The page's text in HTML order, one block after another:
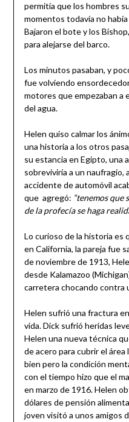
permitía que los hombres
momentos todavía no
Bajaron el bote y los
para alejarse del barco.
Los minutos pasaban, y
fue volviendo
motores que empezaban a
del agua.
Helen quiso calmar los
una historia a los otros
su estancia en Egipto, una
sobreviviría a un naufragio,
accidente de automóvil
que agregó: “tenemos que
de la profecía se haga
Lo curioso de la historia es
en California, la pareja fue
de noviembre de 1913,
desde Kalamazoo
carretera chocando contra
Helen sufrió una fractura
vida. Dick sufrió heridas
Helen una nueva técnica
de acero para cubrir el área
bien pero la condición
con el tiempo hizo que el
en marzo de 1916. Helen
dólares de pensión
joven visitó a unos amigos